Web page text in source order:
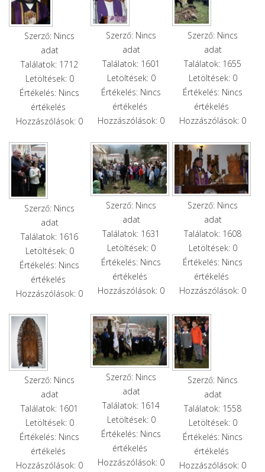
Szerző: Nincs
adat
Találatok: 1712
Letöltések: 0
Értékelés: Nincs
értékelés
Hozzászólások: 0
Szerző: Nincs
adat
Találatok: 1601
Letöltések: 0
Értékelés: Nincs
értékelés
Hozzászólások: 0
Szerző: Nincs
adat
Találatok: 1655
Letöltések: 0
Értékelés: Nincs
értékelés
Hozzászólások: 0
Szerző: Nincs
adat
Találatok: 1616
Letöltések: 0
Értékelés: Nincs
értékelés
Hozzászólások: 0
Szerző: Nincs
adat
Találatok: 1631
Letöltések: 0
Értékelés: Nincs
értékelés
Hozzászólások: 0
Szerző: Nincs
adat
Találatok: 1608
Letöltések: 0
Értékelés: Nincs
értékelés
Hozzászólások: 0
Szerző: Nincs
adat
Találatok: 1601
Letöltések: 0
Értékelés: Nincs
értékelés
Hozzászólások: 0
Szerző: Nincs
adat
Találatok: 1614
Letöltések: 0
Értékelés: Nincs
értékelés
Hozzászólások: 0
Szerző: Nincs
adat
Találatok: 1558
Letöltések: 0
Értékelés: Nincs
értékelés
Hozzászólások: 0